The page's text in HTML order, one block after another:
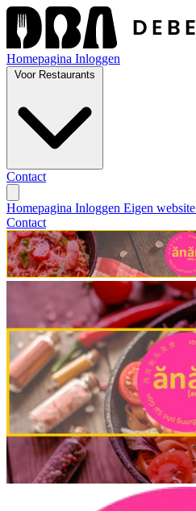
Homepagina Inloggen
Contact
Homepagina Inloggen Eigen website
Contact